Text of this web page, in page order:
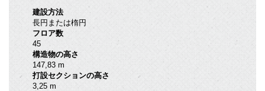
建設方法
長円または楕円
フロア数
45
構造物の高さ
147,83 m
打設セクションの高さ
3,25 m